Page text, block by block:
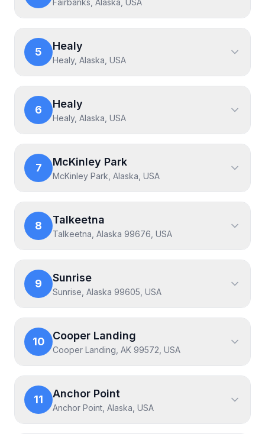
Fairbanks, Alaska, USA
5 Healy
Healy, Alaska, USA
6 Healy
Healy, Alaska, USA
7 McKinley Park
McKinley Park, Alaska, USA
8 Talkeetna
Talkeetna, Alaska 99676, USA
9 Sunrise
Sunrise, Alaska 99605, USA
10 Cooper Landing
Cooper Landing, AK 99572, USA
11 Anchor Point
Anchor Point, Alaska, USA